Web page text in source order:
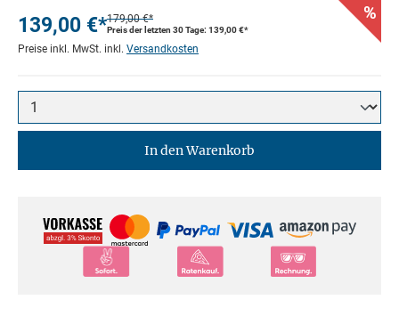
139,00 €* %
179,00 €*
Preis der letzten 30 Tage: 139,00 €*
Preise inkl. MwSt. inkl. Versandkosten
In den Warenkorb